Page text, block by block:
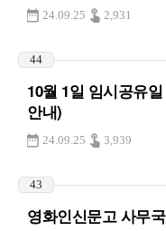
24.09.25 2,931
44
10월 1일 임시공유
안내)
24.09.25 3,939
43
영화인신문고 사무